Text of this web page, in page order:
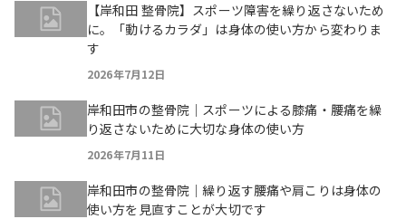
【岸和田 整骨院】スポーツ障害を繰り返さないため
に。「動けるカラダ」は身体の使い方から変わりま
す
2026年7月12日
岸和田市の整骨院｜スポーツによる膝痛・腰痛を繰
り返さないために大切な身体の使い方
2026年7月11日
岸和田市の整骨院｜繰り返す腰痛や肩こりは身体の
使い方を見直すことが大切です